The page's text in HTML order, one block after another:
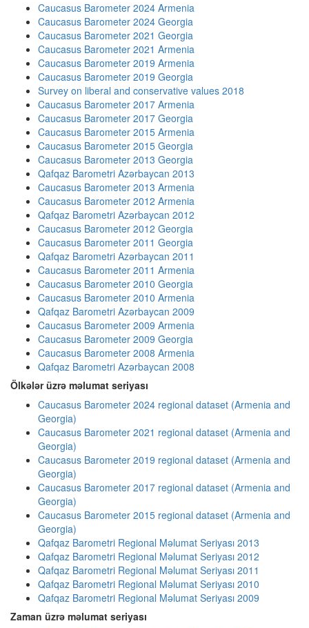
Caucasus Barometer 2024 Armenia
Caucasus Barometer 2024 Georgia
Caucasus Barometer 2021 Georgia
Caucasus Barometer 2021 Armenia
Caucasus Barometer 2019 Armenia
Caucasus Barometer 2019 Georgia
Survey on liberal and conservative values 2018
Caucasus Barometer 2017 Armenia
Caucasus Barometer 2017 Georgia
Caucasus Barometer 2015 Armenia
Caucasus Barometer 2015 Georgia
Caucasus Barometer 2013 Georgia
Qafqaz Barometri Azərbaycan 2013
Caucasus Barometer 2013 Armenia
Caucasus Barometer 2012 Armenia
Qafqaz Barometri Azərbaycan 2012
Caucasus Barometer 2012 Georgia
Caucasus Barometer 2011 Georgia
Qafqaz Barometri Azərbaycan 2011
Caucasus Barometer 2011 Armenia
Caucasus Barometer 2010 Georgia
Caucasus Barometer 2010 Armenia
Qafqaz Barometri Azərbaycan 2009
Caucasus Barometer 2009 Armenia
Caucasus Barometer 2009 Georgia
Caucasus Barometer 2008 Armenia
Qafqaz Barometri Azərbaycan 2008
Ölkələr üzrə məlumat seriyası
Caucasus Barometer 2024 regional dataset (Armenia and
Georgia)
Caucasus Barometer 2021 regional dataset (Armenia and
Georgia)
Caucasus Barometer 2019 regional dataset (Armenia and
Georgia)
Caucasus Barometer 2017 regional dataset (Armenia and
Georgia)
Caucasus Barometer 2015 regional dataset (Armenia and
Georgia)
Qafqaz Barometri Regional Məlumat Seriyası 2013
Qafqaz Barometri Regional Məlumat Seriyası 2012
Qafqaz Barometri Regional Məlumat Seriyası 2011
Qafqaz Barometri Regional Məlumat Seriyası 2010
Qafqaz Barometri Regional Məlumat Seriyası 2009
Zaman üzrə məlumat seriyası